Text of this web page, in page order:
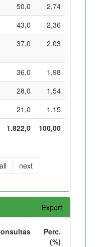
50,0
2,74
43,0
2,36
37,0 2,03
36,0
1,98
28,0
1,54
21,0
1,15
1.822,0
100,00
next
Export
Perc.
(%)